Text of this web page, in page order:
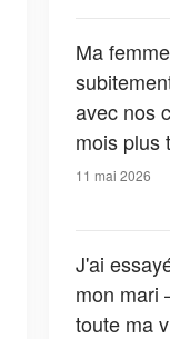
Ma
avec nos
mois plus
« Maman
11 mai 2026
J'ai
mon mari
toute ma